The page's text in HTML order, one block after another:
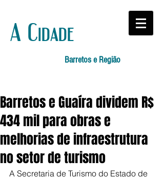
A Cidade
Barretos e Região
Barretos e Guaíra dividem R$
434 mil para obras e
melhorias de infraestrutura
no setor de turismo
A Secretaria de Turismo do Estado de